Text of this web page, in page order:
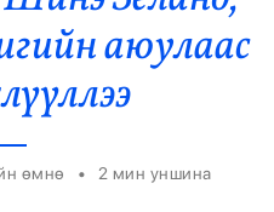
аюулаас
өмнө • 2 мин уншина